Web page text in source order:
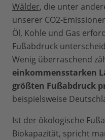
Wälder, die unter
unserer CO2-
Öl, Kohle und Gas
Fußabdruck
Wenig überraschend
einkommensstarken
größten Fußabdruck
beispielsweise
Ist der ökologische
Biokapazität, spricht